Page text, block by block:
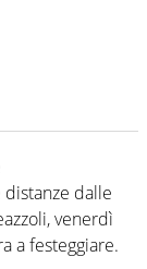
dalle
venerdì
a festeggiare.